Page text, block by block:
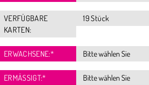
VERFÜGBARE
KARTEN:
19 Stück
ERWACHSENE:*
ERMÄSSIGT:*